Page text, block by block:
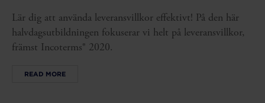
Lär dig att använda leveransvillkor effektivt! På den här
halvdagsutbildningen fokuserar vi helt på leveransvillkor,
främst Incoterms® 2020.
READ MORE